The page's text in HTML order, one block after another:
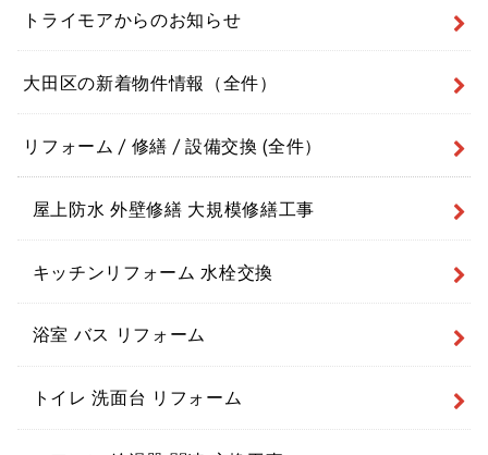
トライモアからのお知らせ
大田区の新着物件情報（全件）
リフォーム / 修繕 / 設備交換 (全件）
屋上防水 外壁修繕 大規模修繕工事
キッチンリフォーム 水栓交換
浴室 バス リフォーム
トイレ 洗面台 リフォーム